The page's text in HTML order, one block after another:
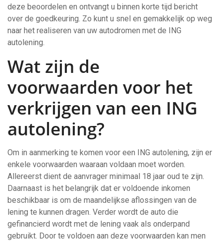
deze beoordelen en ontvangt u binnen korte tijd bericht
over de goedkeuring. Zo kunt u snel en gemakkelijk op weg
naar het realiseren van uw autodromen met de ING
autolening.
Wat zijn de
voorwaarden voor het
verkrijgen van een ING
autolening?
Om in aanmerking te komen voor een ING autolening, zijn er
enkele voorwaarden waaraan voldaan moet worden.
Allereerst dient de aanvrager minimaal 18 jaar oud te zijn.
Daarnaast is het belangrijk dat er voldoende inkomen
beschikbaar is om de maandelijkse aflossingen van de
lening te kunnen dragen. Verder wordt de auto die
gefinancierd wordt met de lening vaak als onderpand
gebruikt. Door te voldoen aan deze voorwaarden kan men